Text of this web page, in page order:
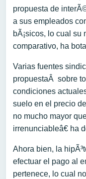
propuesta de
a sus empleados
bÃ¡sicos, lo cual
comparativo, ha
Varias fuentes
propuestaÂ sobre
condiciones
suelo en el precio
no mucho mayor
irrenunciableâ€ ha
Ahora bien, la
efectuar el pago al
pertenece, lo cual